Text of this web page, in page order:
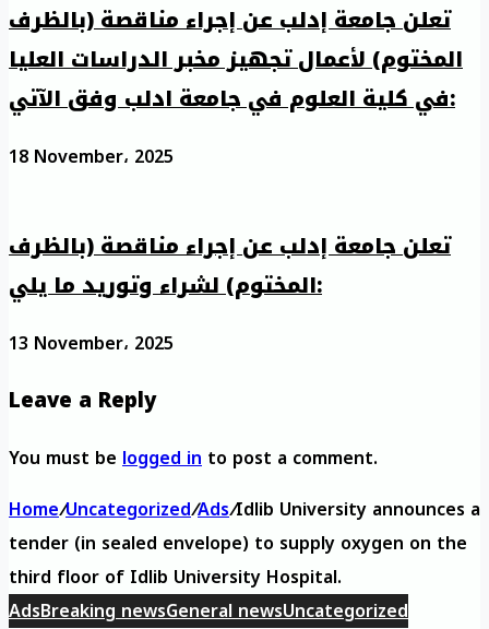
تعلن جامعة إدلب عن إجراء مناقصة (بالظرف
المختوم) لأعمال تجهيز مخبر الدراسات العليا
في كلية العلوم في جامعة ادلب وفق الآتي:
18 November، 2025
تعلن جامعة إدلب عن إجراء مناقصة (بالظرف
المختوم) لشراء وتوريد ما يلي:
13 November، 2025
Leave a Reply
You must belogged into post a comment.
Home/Uncategorized/Ads/Idlib University announces a
tender (in sealed envelope) to supply oxygen on the
third floor of Idlib University Hospital.
AdsBreaking newsGeneral newsUncategorized